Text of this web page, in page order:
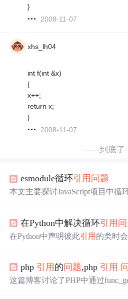
}
2008-11-07
xhs_lh04
int f(int &x)
{
x++;
return x;
}
2008-11-07
——到底
esmodule循环引用 问题
本文主要探讨JavaScript项目中循
还分析了esm和webpack对循环引
引用抽离和导出函数两种解决办
在Python中解决循环引用
在Python中声明彼此引用 的类时
化方法外创建、使用弱引用 ，还
过字典存储引用避免问题。
php 引用 的问题,php 引用
这篇博客讨论了PHP中通过